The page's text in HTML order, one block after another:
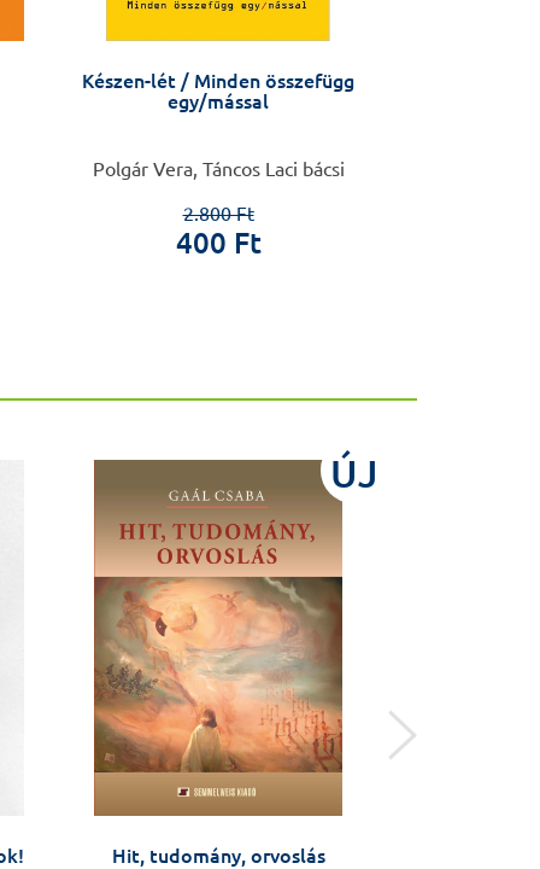
Készen-lét / Minden összefügg
egy/mással
Polgár Vera, Táncos Laci bácsi
2.800 Ft
400 Ft
ÚJ
Hit, tudomány, orvoslás